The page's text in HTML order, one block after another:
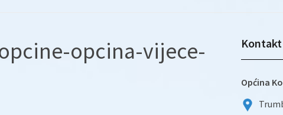
opcina-vijece-
Kontakt
Općina